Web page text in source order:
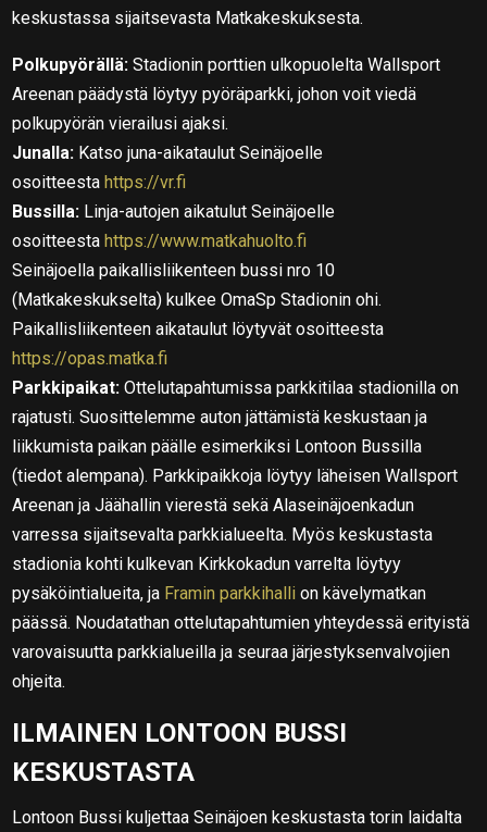
keskustassa sijaitsevasta Matkakeskuksesta.
Polkupyörällä: Stadionin porttien ulkopuolelta Wallsport
Areenan päädystä löytyy pyöräparkki, johon voit viedä
polkupyörän vierailusi ajaksi.
Junalla: Katso juna-aikataulut Seinäjoelle
osoitteestahttps://vr.fi
Bussilla: Linja-autojen aikatulut Seinäjoelle
osoitteestahttps://www.matkahuolto.fi
Seinäjoella paikallisliikenteen bussi nro 10
(Matkakeskukselta) kulkee OmaSp Stadionin ohi.
Paikallisliikenteen aikataulut löytyvät osoitteesta
https://opas.matka.fi
Parkkipaikat: Ottelutapahtumissa parkkitilaa stadionilla on
rajatusti. Suosittelemme auton jättämistä keskustaan ja
liikkumista paikan päälle esimerkiksi Lontoon Bussilla
(tiedot alempana). Parkkipaikkoja löytyy läheisen Wallsport
Areenan ja Jäähallin vierestä sekä Alaseinäjoenkadun
varressa sijaitsevalta parkkialueelta. Myös keskustasta
stadionia kohti kulkevan Kirkkokadun varrelta löytyy
pysäköintialueita, ja Framin parkkihalli on kävelymatkan
päässä. Noudatathan ottelutapahtumien yhteydessä erityistä
varovaisuutta parkkialueilla ja seuraa järjestyksenvalvojien
ohjeita.
ILMAINEN LONTOON BUSSI
KESKUSTASTA
Lontoon Bussi kuljettaa Seinäjoen keskustasta torin laidalta